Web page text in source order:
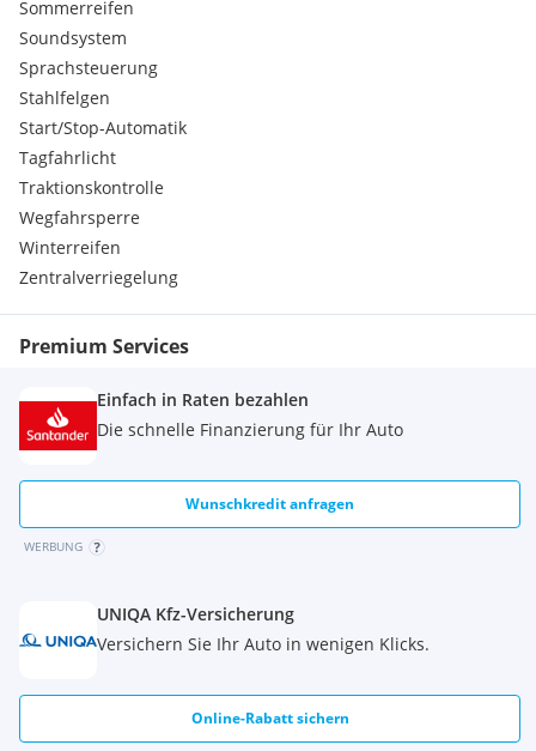
Sommerreifen
Soundsystem
Sprachsteuerung
Stahlfelgen
Start/Stop-Automatik
Tagfahrlicht
Traktionskontrolle
Wegfahrsperre
Winterreifen
Zentralverriegelung
Premium Services
Einfach in Raten bezahlen
Die schnelle Finanzierung für Ihr Auto
Wunschkredit anfragen
WERBUNG
UNIQA Kfz-Versicherung
Versichern Sie Ihr Auto in wenigen Klicks.
Online-Rabatt sichern